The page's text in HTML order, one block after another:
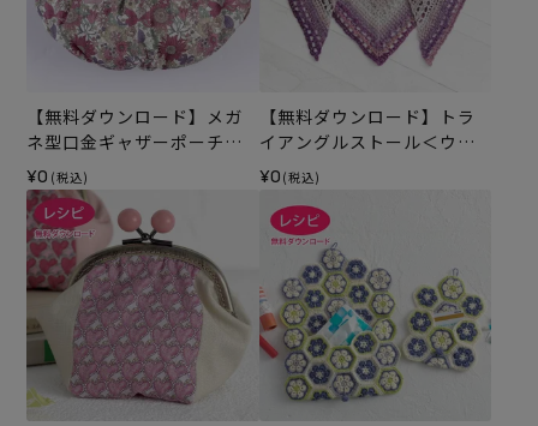
【無料ダウンロード】メガ
ネ型口金ギャザーポーチ
（レシピ）
¥0 (税込)
【無料ダウンロード】トラ
イアングルストール＜ウー
ルボーダー＞（レシピ）
¥0 (税込)